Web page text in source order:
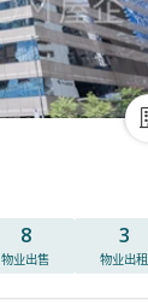
8
物业出售
3
物业出租